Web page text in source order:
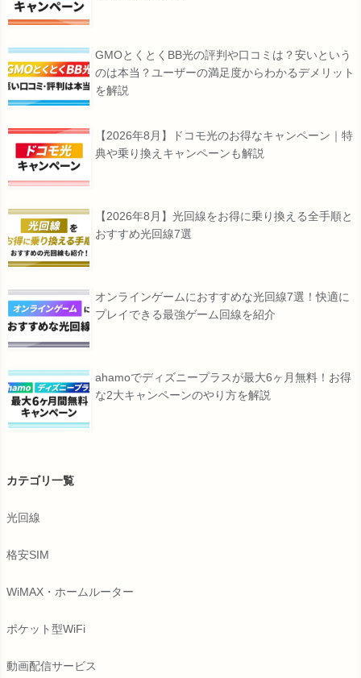
GMOとくとくBB光の評判や口コミは？安いという
のは本当？ユーザーの満足度からわかるデメリット
を解説
【2026年8月】ドコモ光のお得なキャンペーン｜特
典や乗り換えキャンペーンも解説
【2026年8月】光回線をお得に乗り換える全手順と
おすすめ光回線7選
オンラインゲームにおすすめな光回線7選！快適に
プレイできる最強ゲーム回線を紹介
ahamoでディズニープラスが最大6ヶ月無料！お得
な2大キャンペーンのやり方を解説
カテゴリ一覧
光回線
格安SIM
WiMAX・ホームルーター
ポケット型WiFi
動画配信サービス